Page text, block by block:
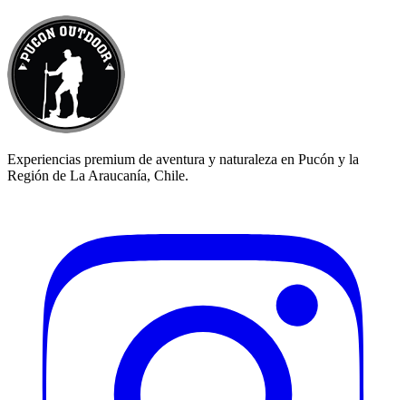
Experiencias premium de aventura y naturaleza en Pucón y la
Región de La Araucanía, Chile.